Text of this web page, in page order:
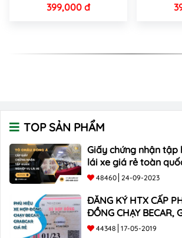
399,000 đ
TOP SẢN PHẨM
Giấy chứng nhận tập
lái xe giá rẻ toàn
48460 24-09-2023
ĐĂNG KÝ HTX CẤP
ĐỒNG CHẠY BECAR,
NHẤT
44348 17-05-2019